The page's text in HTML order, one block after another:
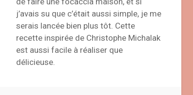
j’avais su que c’était aussi simple, je me
serais lancée bien plus tôt. Cette
recette inspirée de Christophe Michalak
est aussi facile à réaliser que
délicieuse.